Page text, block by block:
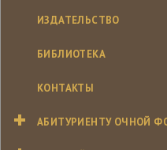
ИЗДАТЕЛЬСТВО
БИБЛИОТЕКА
КОНТАКТЫ
АБИТУРИЕНТУ ОЧНОЙ